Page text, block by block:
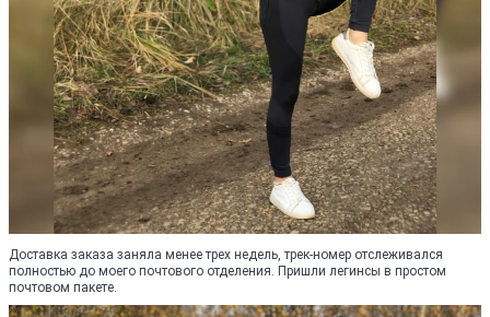
Доставка заказа заняла менее трех недель, трек-номер отслеживался
полностью до моего почтового отделения. Пришли легинсы в простом
почтовом пакете.